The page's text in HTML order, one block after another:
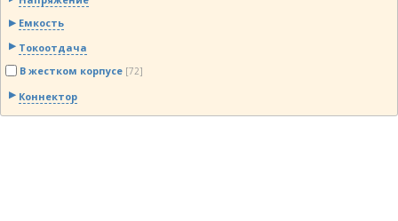
Емкость
Токоотдача
В жестком корпусе [72]
Коннектор